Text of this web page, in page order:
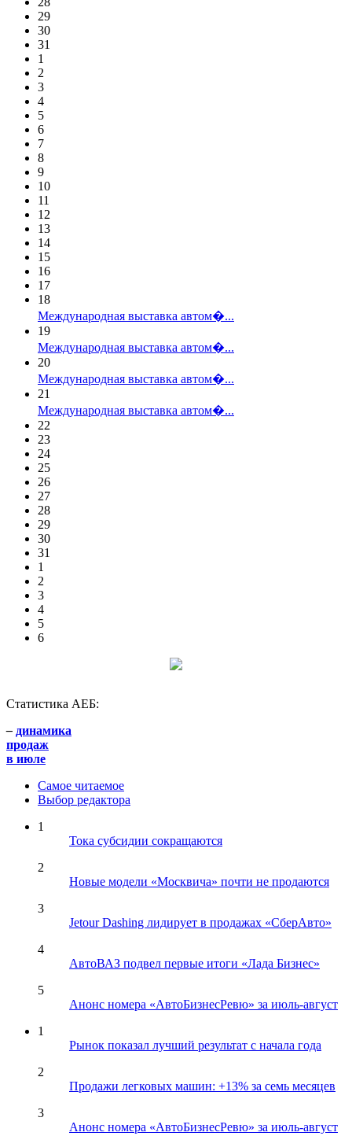
29
30
31
1
2
3
4
5
6
7
8
9
10
11
12
13
14
15
16
17
18
Международная выставка автом�...
19
Международная выставка автом�...
20
Международная выставка автом�...
21
Международная выставка автом�...
22
23
24
25
26
27
28
29
30
31
1
2
3
4
5
6
Статистика АЕБ:
– динамика
продаж
в июле
Самое читаемое
Выбор редактора
1
Тока субсидии сокращаются
2
Новые модели «Москвича» почти не продаются
3
Jetour Dashing лидирует в продажах «СберАвто»
4
АвтоВАЗ подвел первые итоги «Лада Бизнес»
5
Анонс номера «АвтоБизнесРевю» за июль-август
1
Рынок показал лучший результат с начала года
2
Продажи легковых машин: +13% за семь месяцев
3
Анонс номера «АвтоБизнесРевю» за июль-август